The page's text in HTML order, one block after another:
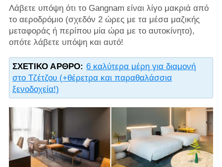
Λάβετε υπόψη ότι το Gangnam είναι λίγο μακριά από
το αεροδρόμιο (σχεδόν 2 ώρες με τα μέσα μαζικής
μεταφοράς ή περίπου μία ώρα με το αυτοκίνητο),
οπότε λάβετε υπόψη και αυτό!
ΣΧΕΤΙΚΌ ΆΡΘΡΟ: 6 καλύτερα μέρη για διαμονή
στο Τζέτζου (+θέρετρα και παραθαλάσσια
ξενοδοχεία!)